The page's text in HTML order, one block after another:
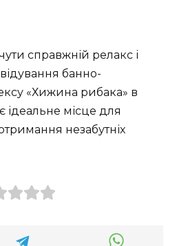
справжній релакс і
банно-
«Хижина рибака» в
ідеальне місце для
незабутніх